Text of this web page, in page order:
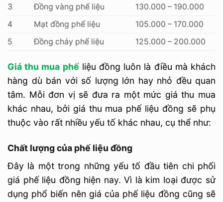
3
Đồng vàng phế liệu
130.000 – 190.000
4
Mạt đồng phế liệu
105.000 – 170.000
5
Đồng cháy phế liệu 125.000 – 200.000
Giá thu mua phếliệu đồng luôn là điều mà khách
hàng dù bán với số lượng lớn hay nhỏ đều quan
tâm. Mỗi đơn vị sẽ đưa ra một mức giá thu mua
khác nhau, bởi giá thu mua phế liệu đồng sẽ phụ
thuộc vào rất nhiều yếu tố khác nhau, cụ thể như:
Chất lượng của phế liệu đồng
Đây là một trong những yếu tố đầu tiên chi phối
giá phế liệu đồng hiện nay. Vì là kim loại được sử
dụng phổ biến nên giá của phế liệu đồng cũng sẽ